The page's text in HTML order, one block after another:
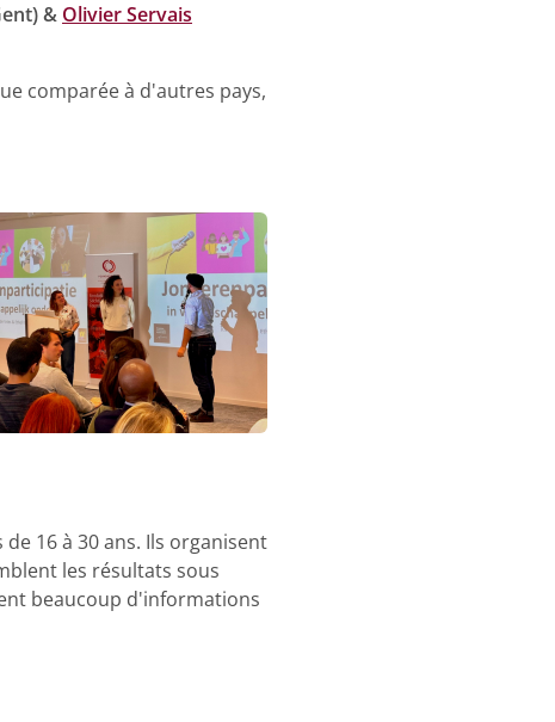
& Olivier Servais
comparée à d'autres pays,
16 à 30 ans. Ils organisent
les résultats sous
beaucoup d'informations